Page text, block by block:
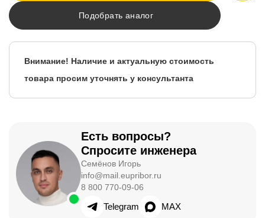
Подобрать аналог
Внимание! Наличие и актуальную стоимость
товара просим уточнять у консультанта
Есть вопросы?
Спросите инженера
Семёнов Игорь
info@mail.eupribor.ru
8 800 770-09-06
Telegram MAX